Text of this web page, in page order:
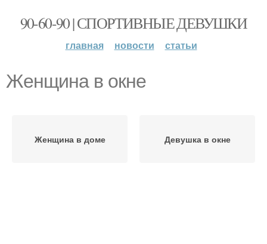
90-60-90 | СПОРТИВНЫЕ ДЕВУШКИ
главная новости статьи
Женщина в окне
Женщина в доме Девушка в окне